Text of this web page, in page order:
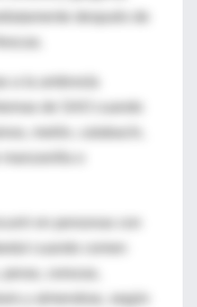
a la ambrosía
cuando comen
y almendras, según